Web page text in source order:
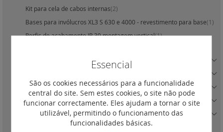
Kit para cela de cabos internas(2)
Bases para invólucros XL3 S 630 e 4000 - revestimento para base(1)
Perfis de acabamento IP 30 montagem vertical(1)
Acessórios para montagem de DPX-IS 250 em platina(3)
Acessórios para montagem de DPX3 630 em platina(5)
Acessórios para montagem de DPX-IS 630 em platina(1)
Acessórios para montagem dos DPX3 1600 e DPX-IS 1600 em platina
Essencial
São os cookies necessários para a funcionalidade
central do site. Sem estes cookies, o site não pode
funcionar correctamente. Eles ajudam a tornar o site
utilizável, permitindo o funcionamento das
funcionalidades básicas.